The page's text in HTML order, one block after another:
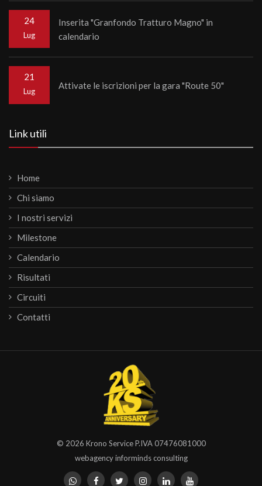
24
Lug
Inserita "Granfondo Tratturo Magno" in
calendario
21
Lug
Attivate le iscrizioni per la gara "Route 50"
Link utili
Home
Chi siamo
I nostri servizi
Milestone
Calendario
Risultati
Circuiti
Contatti
© 2026 Krono ServiceP.IVA 07476081000
webagency informinds consulting